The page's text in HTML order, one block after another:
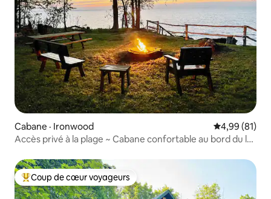
Cabane · Ironwood Note
4,99 (81)
Accès privé à la plage ~ Cabane confortable au bord du lac
Coup de cœur voyageurs parmi les plus aimés
Coup de cœur voyageurs